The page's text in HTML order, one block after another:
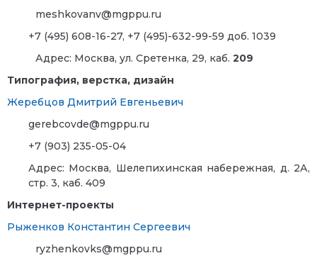
meshkovanv@mgppu.ru
+7 (495) 608-16-27, +7 (495)-632-99-59 доб. 1039
Адрес: Москва, ул. Сретенка, 29, каб. 209
Типография, верстка, дизайн
Жеребцов Дмитрий Евгеньевич
gerebcovde@mgppu.ru
+7 (903) 235-05-04
Адрес: Москва, Шелепихинская набережная, д. 2А,
стр. 3, каб. 409
Интернет-проекты
Рыженков Константин Сергеевич
ryzhenkovks@mgppu.ru